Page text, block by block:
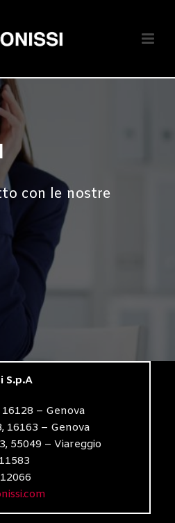
con le nostre
S.p.A
– Genova
16163 – Genova
55049 – Viareggio